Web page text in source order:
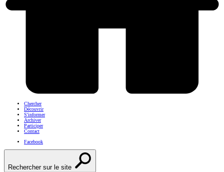
Chercher
Découvrir
S'informer
Archiver
Participer
Contact
Facebook
Rechercher sur le site